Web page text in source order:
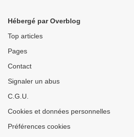
Hébergé par Overblog
Top articles
Pages
Contact
Signaler un abus
C.G.U.
Cookies et données personnelles
Préférences cookies